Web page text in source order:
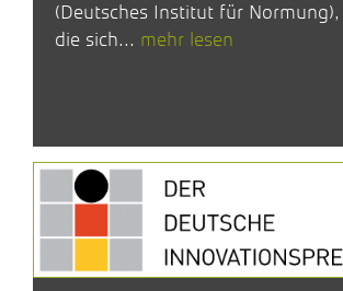
(Deutsches Institut für Normung),
die sich... mehr lesen